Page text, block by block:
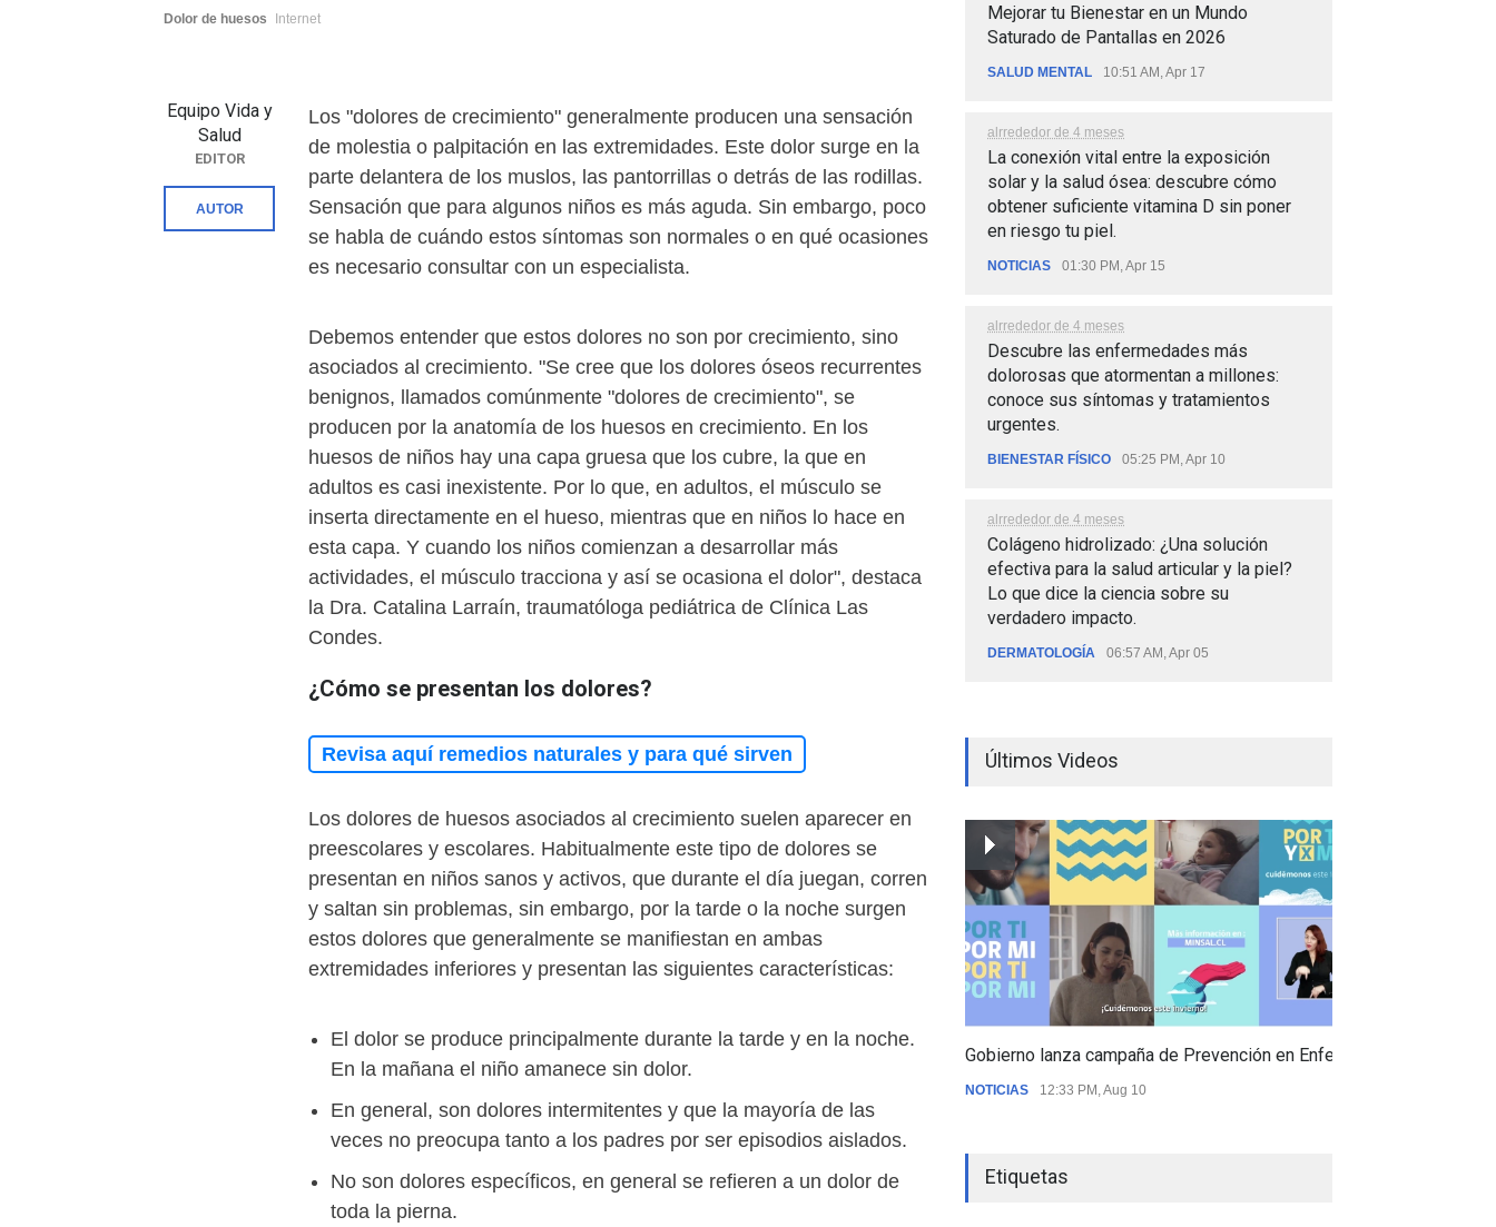
Dolor de huesos Internet
Los "dolores de crecimiento" generalmente producen una sensación
de molestia o palpitación en las extremidades. Este dolor surge en la
parte delantera de los muslos, las pantorrillas o detrás de las rodillas.
Sensación que para algunos niños es más aguda. Sin embargo, poco
se habla de cuándo estos síntomas son normales o en qué ocasiones
es necesario consultar con un especialista.
Debemos entender que estos dolores no son por crecimiento, sino
asociados al crecimiento. "Se cree que los dolores óseos recurrentes
benignos, llamados comúnmente "dolores de crecimiento", se
producen por la anatomía de los huesos en crecimiento. En los
huesos de niños hay una capa gruesa que los cubre, la que en
adultos es casi inexistente. Por lo que, en adultos, el músculo se
inserta directamente en el hueso, mientras que en niños lo hace en
esta capa. Y cuando los niños comienzan a desarrollar más
actividades, el músculo tracciona y así se ocasiona el dolor", destaca
la Dra. Catalina Larraín, traumatóloga pediátrica de Clínica Las
Condes.
¿Cómo se presentan los dolores?
Revisa aquí remedios naturales y para qué sirven
Los dolores de huesos asociados al crecimiento suelen aparecer en
preescolares y escolares. Habitualmente este tipo de dolores se
presentan en niños sanos y activos, que durante el día juegan, corren
y saltan sin problemas, sin embargo, por la tarde o la noche surgen
estos dolores que generalmente se manifiestan en ambas
extremidades inferiores y presentan las siguientes características:
El dolor se produce principalmente durante la tarde y en la noche.
En la mañana el niño amanece sin dolor.
En general, son dolores intermitentes y que la mayoría de las
veces no preocupa tanto a los padres por ser episodios aislados.
No son dolores específicos, en general se refieren a un dolor de
toda la pierna.
Equipo Vida y
Salud
EDITOR
AUTOR
Mejorar tu Bienestar en un Mundo
Saturado de Pantallas en 2026
SALUD MENTAL 10:51 AM, Apr 17
alrrededor de 4 meses
La conexión vital entre la exposición
solar y la salud ósea: descubre cómo
obtener suficiente vitamina D sin poner
en riesgo tu piel.
NOTICIAS 01:30 PM, Apr 15
alrrededor de 4 meses
Descubre las enfermedades más
dolorosas que atormentan a millones:
conoce sus síntomas y tratamientos
urgentes.
BIENESTAR FÍSICO 05:25 PM, Apr 10
alrrededor de 4 meses
Colágeno hidrolizado: ¿Una solución
efectiva para la salud articular y la piel?
Lo que dice la ciencia sobre su
verdadero impacto.
DERMATOLOGÍA 06:57 AM, Apr 05
Últimos Videos
Gobierno lanza campaña de Prevención en Enfermedades
NOTICIAS 12:33 PM, Aug 10
Etiquetas